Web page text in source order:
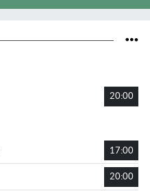
20:00
17:00
20:00